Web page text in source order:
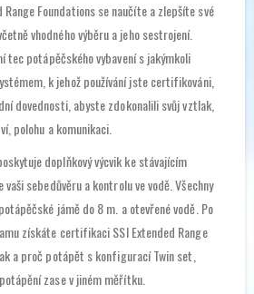
Foundations se naučíte a zlepšíte své
vhodného výběru a jeho sestrojení.
tec potápěčského vybavení s jakýmkoli
k jehož používání jste certifikováni,
dovednosti, abyste zdokonalili svůj vztlak,
polohu a komunikaci.
doplňkový výcvik ke stávajícím
sebedůvěru a kontrolu ve vodě. Všechny
jámě do 8 m. a otevřené vodě. Po
získáte certifikaci SSI Extended Range
a proč potápět s konfigurací Twin set,
zase v jiném měřítku.